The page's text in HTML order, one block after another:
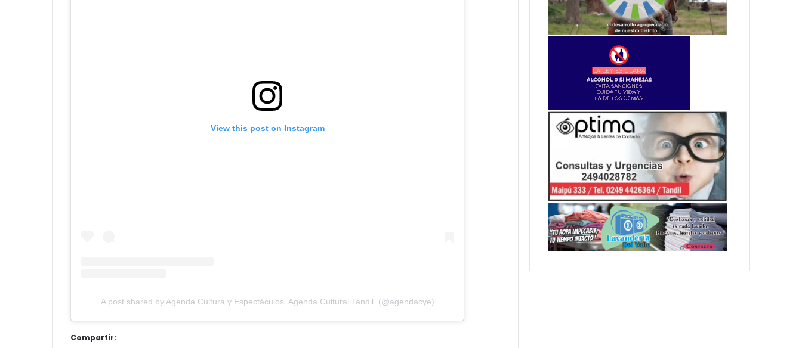
View this post on Instagram
A post shared by Agenda Cultura y Espectáculos. Agenda Cultural Tandil. (@agendacye)
Compartir: